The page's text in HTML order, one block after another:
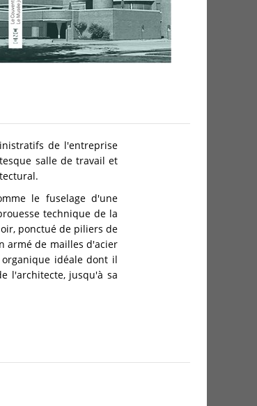
de l'entreprise
salle de travail et
le fuselage d'une
technique de la
ponctué de piliers de
armé de mailles d'acier
idéale dont il
l'architecte, jusqu'à sa